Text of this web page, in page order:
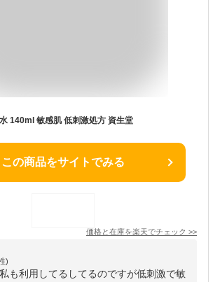
140ml 敏感肌 低刺激処方 資生堂
この商品をサイトでみる
価格と在庫を楽天でチェック >>
)
も利用してるしてるのですが低刺激で敏